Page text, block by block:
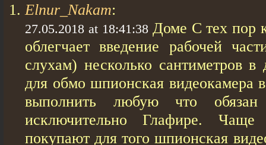
Elnur_Nakam:
27.05.2018 at 18:41:38 Доме С тех пор
облегчает введение рабочей
слухам) несколько сантиметров
для обмо шпионская видеокамера
выполнить любую что обязан
исключительно Глафире. Чаще
покупают для того шпионская